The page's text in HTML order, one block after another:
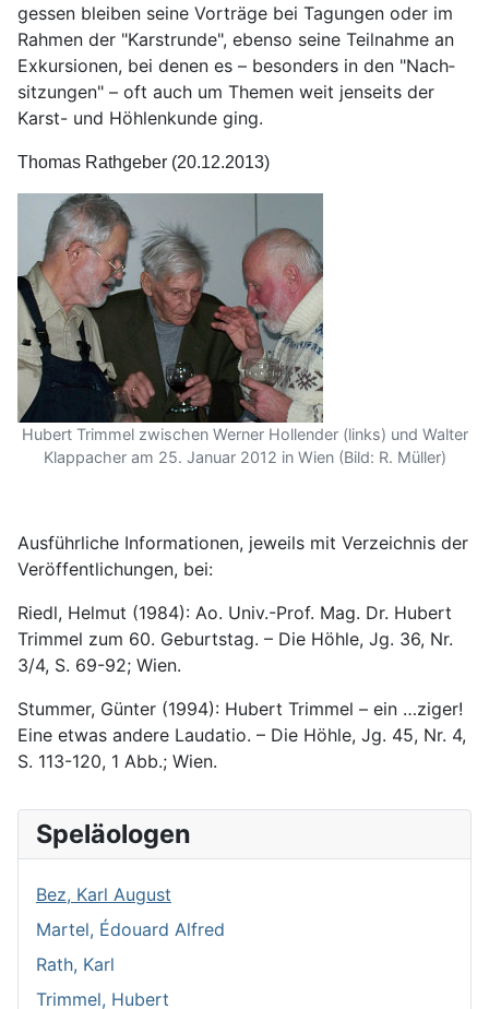
gessen bleiben seine Vor­träge bei Tagungen oder im
Rahmen der "Karst­runde", eben­so seine Teil­nahme an
Ex­kursionen, bei denen es – be­sonders in den "Nach­
sitzungen" – oft auch um Themen weit jenseits der
Karst- und Höhlen­kunde ging.
Thomas Rathgeber (20.12.2013)
Hubert Trimmel zwischen Werner Hollender (links) und Walter
Klappacher am 25. Januar 2012 in Wien (Bild: R. Müller)
Ausführ­liche Informationen, je­weils mit Ver­zeichnis der
Ver­öffent­lichungen, bei:
Riedl, Helmut (1984): Ao. Univ.-Prof. Mag. Dr. Hubert
Trimmel zum 60. Geburts­tag. – Die Höhle, Jg. 36, Nr.
3/4, S. 69-92; Wien.
Stummer, Günter (1994): Hubert Trimmel – ein …ziger!
Eine etwas andere Laudatio. – Die Höhle, Jg. 45, Nr. 4,
S. 113-120, 1 Abb.; Wien.
Speläologen
Bez, Karl August
Martel, Édouard Alfred
Rath, Karl
Trimmel, Hubert